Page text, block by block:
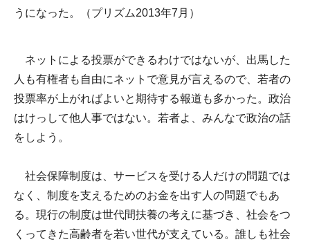
うになった。（プリズム2013年7月）
ネットによる投票ができるわけではないが、出馬した
人も有権者も自由にネットで意見が言えるので、若者の
投票率が上がればよいと期待する報道も多かった。政治
はけっして他人事ではない。若者よ、みんなで政治の話
をしよう。
社会保障制度は、サービスを受ける人だけの問題では
なく、制度を支えるためのお金を出す人の問題でもあ
る。現行の制度は世代間扶養の考えに基づき、社会をつ
くってきた高齢者を若い世代が支えている。誰しも社会